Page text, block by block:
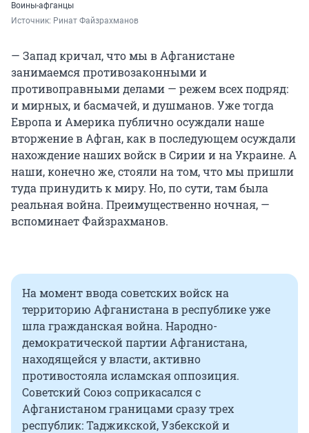
Воины-афганцы
Источник: Ринат Файзрахманов
— Запад кричал, что мы в Афганистане
занимаемся противозаконными и
противоправными делами — режем всех подряд:
и мирных, и басмачей, и душманов. Уже тогда
Европа и Америка публично осуждали наше
вторжение в Афган, как в последующем осуждали
нахождение наших войск в Сирии и на Украине. А
наши, конечно же, стояли на том, что мы пришли
туда принудить к миру. Но, по сути, там была
реальная война. Преимущественно ночная, —
вспоминает Файзрахманов.
На момент ввода советских войск на
территорию Афганистана в республике уже
шла гражданская война. Народно-
демократической партии Афганистана,
находящейся у власти, активно
противостояла исламская оппозиция.
Советский Союз соприкасался с
Афганистаном границами сразу трех
республик: Таджикской, Узбекской и